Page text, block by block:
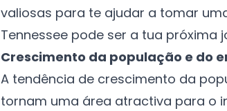
valiosas para te ajudar a tomar
Tennessee pode ser a tua próxima
Crescimento da população e do
A tendência de crescimento da
tornam uma área atractiva para o